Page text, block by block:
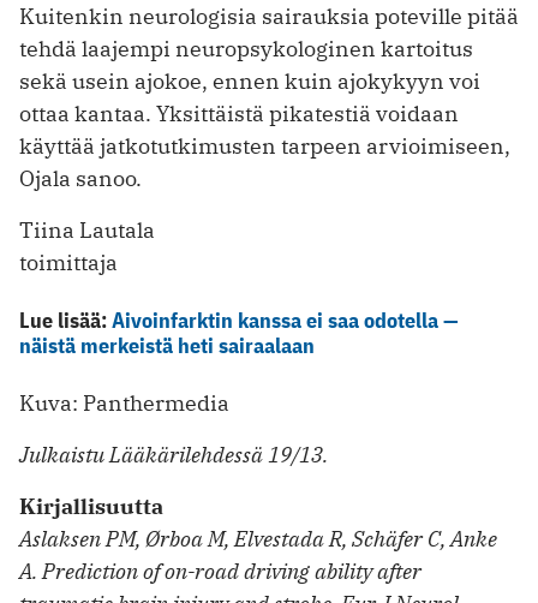
Kuitenkin neurologisia sairauksia poteville pitää
tehdä laajempi neuropsykologinen kartoitus
sekä usein ajokoe, ennen kuin ajokykyyn voi
ottaa kantaa. Yksittäistä pikatestiä voidaan
käyttää jatkotutkimusten tarpeen arvioimiseen,
Ojala sanoo.
Tiina Lautala
toimittaja
Lue lisää:Aivoinfarktin kanssa ei saa odotella —
näistä merkeistä heti sairaalaan
Kuva: Panthermedia
Julkaistu Lääkärilehdessä 19/13.
Kirjallisuutta
Aslaksen PM, Ørboa M, Elvestada R, Schäfer C, Anke
A. Prediction of on-road driving ability after